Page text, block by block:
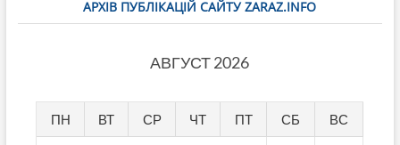
АРХІВ ПУБЛІКАЦІЙ САЙТУ ZARAZ.INFO
АВГУСТ 2026
ПН ВТ СР ЧТ ПТ СБ ВС